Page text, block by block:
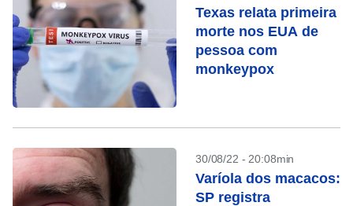
Texas relata primeira
morte nos EUA de
pessoa com
monkeypox
30/08/22 - 20:08min
Varíola dos macacos:
SP registra